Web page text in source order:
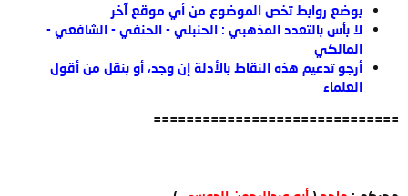
بوضع روابط تخص الموضوع من أي موقع آخر
لا بأس بالتعدد المذهبي : الحنبلي - الحنفي - الشافعي -
المالكي
أرجو تدعيم هذه النقاط بالأدلة إن وجد، أو بنقل من أقول
العلماء
==============================